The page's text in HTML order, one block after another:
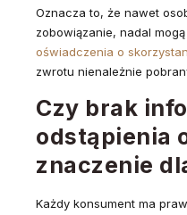
Oznacza to, że nawet
zobowiązanie, nadal
oświadczenia o
zwrotu nienależnie
Czy brak
odstąpienia
znaczenie
Każdy konsument ma